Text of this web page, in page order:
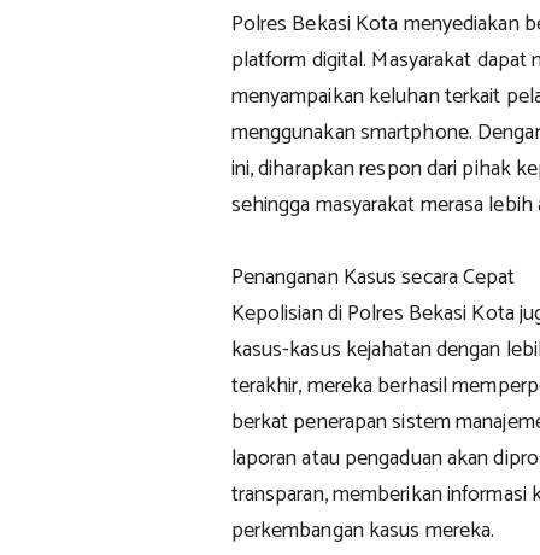
Polres Bekasi Kota menyediakan
platform digital. Masyarakat dapat
menyampaikan keluhan terkait
menggunakan smartphone.
ini, diharapkan respon dari pihak
sehingga masyarakat merasa lebih
Penanganan Kasus secara Cepat
Kepolisian di Polres Bekasi Kota
kasus-kasus kejahatan dengan
terakhir, mereka berhasil
berkat penerapan sistem
laporan atau pengaduan akan
transparan, memberikan
perkembangan kasus mereka.